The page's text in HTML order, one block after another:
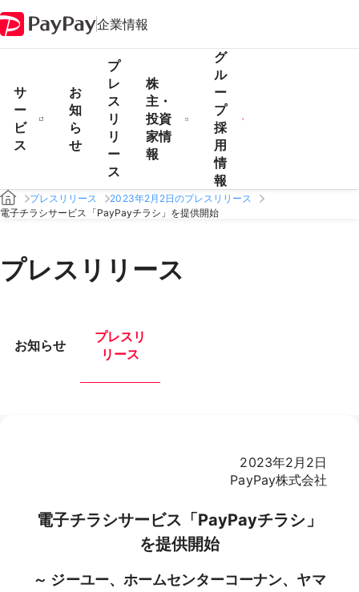
企業情報
サ
ー
ビ
ス
お
知
ら
せ
プ
レ
ス
リ
リ
ー
ス
株
主・
投資
家情
報
グ
ル
ー
プ
採
用
情
報
プレスリリース
2023年2月2日のプレスリリース
電子チラシサービス「PayPayチラシ」を提供開始
プレスリリース
お知らせ
プレスリ
リース
2023年2月2日
PayPay株式会社
電子チラシサービス「PayPayチラシ」
を提供開始
～ ジーユー、ホームセンターコーナン、ヤマ